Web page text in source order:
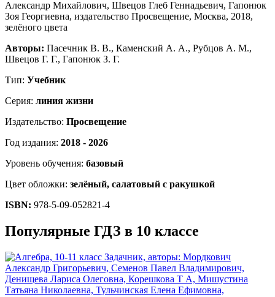
Авторы: Пасечник В. В., Каменский А. А., Рубцов А. М.,
Швецов Г. Г., Гапонюк З. Г.
Тип: Учебник
Серия: линия жизни
Издательство: Просвещение
Год издания: 2018 - 2026
Уровень обучения: базовый
Цвет обложки: зелёный, салатовый с ракушкой
ISBN: 978-5-09-052821-4
Популярные ГДЗ в 10 классе